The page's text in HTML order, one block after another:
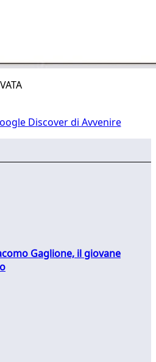
Discover di Avvenire
Gaglione, il giovane